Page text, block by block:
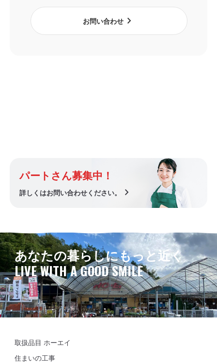
お問い合わせchevron_right
パートさん募集中！
詳しくはお問い合わせください。 chevron_right
あなたの暮らしにもっと近く
LIVE WITH A GOOD SMILE
取扱品目 ホーエイ
住まいの工事